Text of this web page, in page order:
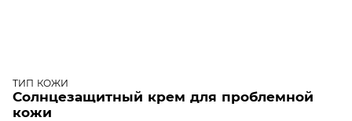
ТИП КОЖИ
Солнцезащитный крем для проблемной
кожи